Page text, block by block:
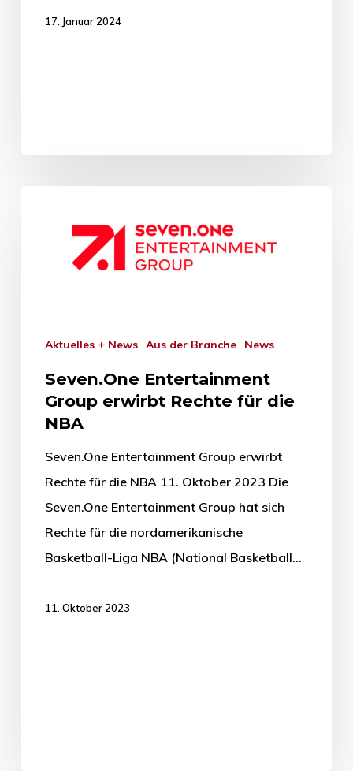
17. Januar 2024
Aktuelles + News Aus der Branche News
Seven.One Entertainment
Group erwirbt Rechte für die
NBA
Seven.One Entertainment Group erwirbt
Rechte für die NBA 11. Oktober 2023 Die
Seven.One Entertainment Group hat sich
Rechte für die nordamerikanische
Basketball-Liga NBA (National Basketball…
11. Oktober 2023